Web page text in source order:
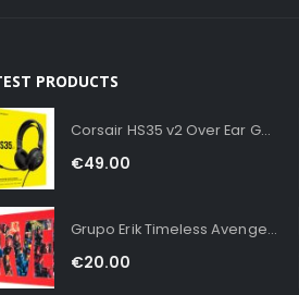
PRODUCTS
Corsair HS35 v2 Over Ear Gaming Headset με σύνδεση 3.5mm Carbon for PC / PS4 / XBOX
€49.00
Grupo Erik Timeless Avengers Gaming Mouse Pad XXL
€20.00